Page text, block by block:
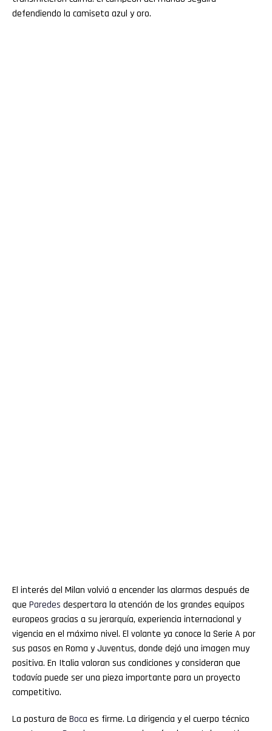
defendiendo la camiseta azul y oro.
El interés del Milan volvió a encender las alarmas después de
que Paredes despertara la atención de los grandes equipos
europeos gracias a su jerarquía, experiencia internacional y
vigencia en el máximo nivel. El volante ya conoce la Serie A por
sus pasos en Roma y Juventus, donde dejó una imagen muy
positiva. En Italia valoran sus condiciones y consideran que
todavía puede ser una pieza importante para un proyecto
competitivo.
La postura de Boca es firme. La dirigencia y el cuerpo técnico